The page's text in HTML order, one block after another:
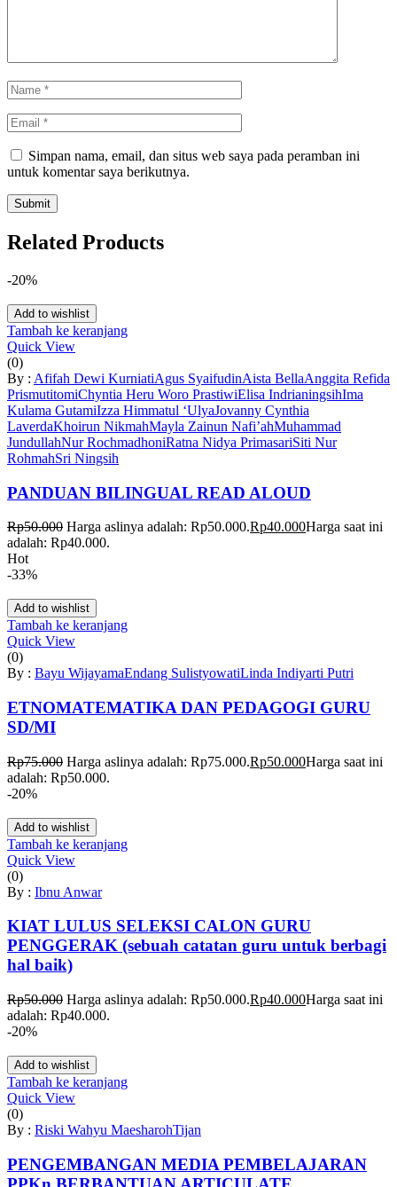
Simpan nama, email, dan situs web saya pada peramban ini
untuk komentar saya berikutnya.
Related Products
-20%
Add to wishlist
Tambah ke keranjang
Quick View
(0)
By : Afifah Dewi KurniatiAgus SyaifudinAista BellaAnggita Refida
PrismutitomiChyntia Heru Woro PrastiwiElisa IndrianingsihIma
Kulama GutamiIzza Himmatul ‘UlyaJovanny Cynthia
LaverdaKhoirun NikmahMayla Zainun Nafi’ahMuhammad
JundullahNur RochmadhoniRatna Nidya PrimasariSiti Nur
RohmahSri Ningsih
PANDUAN BILINGUAL READ ALOUD
Rp50.000 Harga aslinya adalah: Rp50.000.Rp40.000Harga saat ini
adalah: Rp40.000.
Hot
-33%
Add to wishlist
Tambah ke keranjang
Quick View
(0)
By : Bayu WijayamaEndang SulistyowatiLinda Indiyarti Putri
ETNOMATEMATIKA DAN PEDAGOGI GURU
SD/MI
Rp75.000 Harga aslinya adalah: Rp75.000.Rp50.000Harga saat ini
adalah: Rp50.000.
-20%
Add to wishlist
Tambah ke keranjang
Quick View
(0)
By : Ibnu Anwar
KIAT LULUS SELEKSI CALON GURU
PENGGERAK (sebuah catatan guru untuk berbagi
hal baik)
Rp50.000 Harga aslinya adalah: Rp50.000.Rp40.000Harga saat ini
adalah: Rp40.000.
-20%
Add to wishlist
Tambah ke keranjang
Quick View
(0)
By : Riski Wahyu MaesharohTijan
PENGEMBANGAN MEDIA PEMBELAJARAN